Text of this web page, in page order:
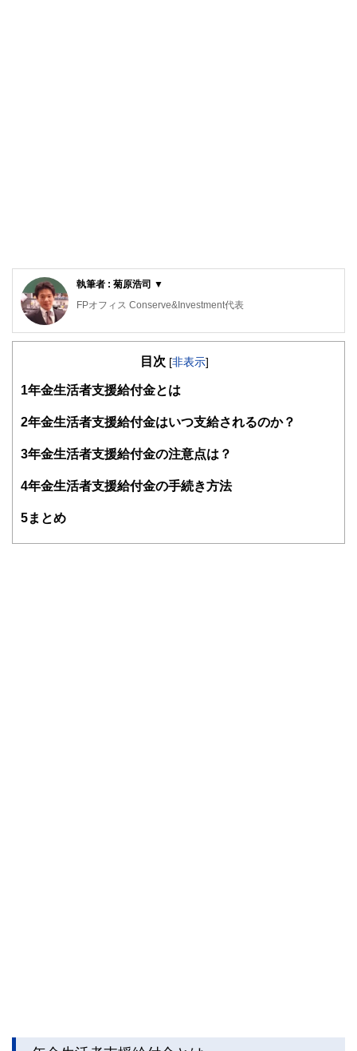
執筆者 : 菊原浩司 ▼
FPオフィス Conserve&Investment代表
2級ファイナンシャルプランニング技能士、管理業務主任
画）→ Do（実行）→ Check（評価）→ Act（改善）のPDCA
特に人生で最も高額な買い物である不動産と各種保険は人生
資金計画やリスク管理の乱れは最終的に老後貧困・老後破た
んとして表れます。
し、資金計画改善のお手伝いをしていきます。
目次 [非表示]
1年金生活者支援給付金とは
2年金生活者支援給付金はいつ支給されるのか？
3年金生活者支援給付金の注意点は？
4年金生活者支援給付金の手続き方法
5まとめ